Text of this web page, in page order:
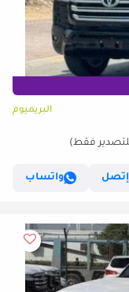
البريميوم
إتصل
واتساب